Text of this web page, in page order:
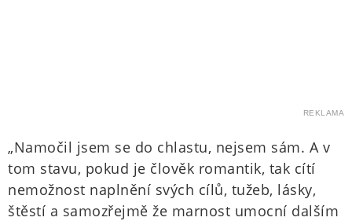
REKLAMA
„Namočil jsem se do chlastu, nejsem sám. A v
tom stavu, pokud je člověk romantik, tak cítí
nemožnost naplnění svých cílů, tužeb, lásky,
štěstí a samozřejmě že marnost umocní dalším